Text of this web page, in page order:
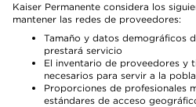
Kaiser Permanente considera los
mantener las redes de proveedores:
Tamaño y datos demográficos
prestará servicio
El inventario de proveedores y
necesarios para servir a la
Proporciones de profesionales
estándares de acceso